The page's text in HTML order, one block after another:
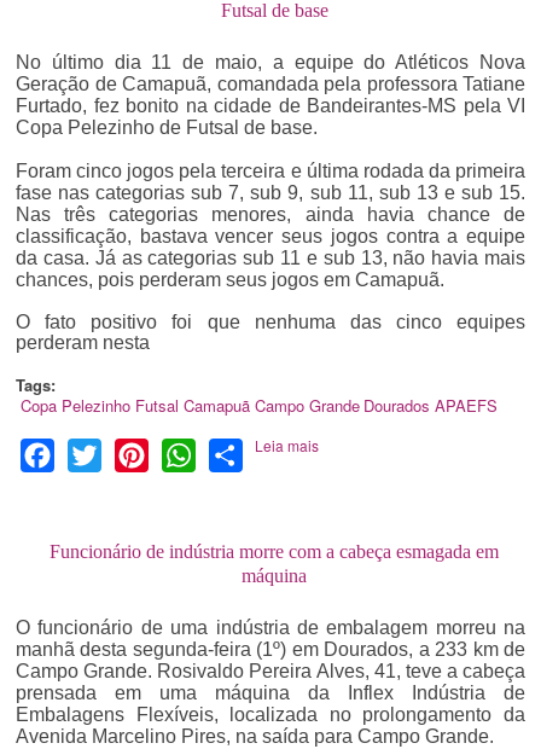
Futsal de base
No último dia 11 de maio, a equipe do Atléticos Nova
Geração de Camapuã, comandada pela professora Tatiane
Furtado, fez bonito na cidade de Bandeirantes-MS pela VI
Copa Pelezinho de Futsal de base.
Foram cinco jogos pela terceira e última rodada da primeira
fase nas categorias sub 7, sub 9, sub 11, sub 13 e sub 15.
Nas três categorias menores, ainda havia chance de
classificação, bastava vencer seus jogos contra a equipe
da casa. Já as categorias sub 11 e sub 13, não havia mais
chances, pois perderam seus jogos em Camapuã.
O fato positivo foi que nenhuma das cinco equipes
perderam nesta
Tags:
Copa Pelezinho Futsal Camapuã Campo Grande Dourados APAEFS
Facebook
Twitter PinterestWhatsApp
Share
Leia mais
Funcionário de indústria morre com a cabeça esmagada em
máquina
O funcionário de uma indústria de embalagem morreu na
manhã desta segunda-feira (1º) em Dourados, a 233 km de
Campo Grande. Rosivaldo Pereira Alves, 41, teve a cabeça
prensada em uma máquina da Inflex Indústria de
Embalagens Flexíveis, localizada no prolongamento da
Avenida Marcelino Pires, na saída para Campo Grande.